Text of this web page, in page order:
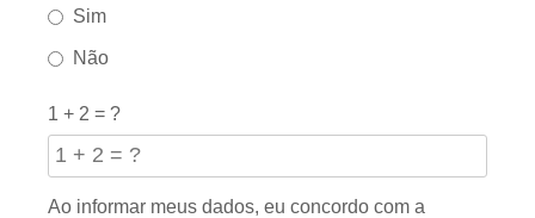
Sim
Não
1 + 2 = ?
Ao informar meus dados, eu concordo com a